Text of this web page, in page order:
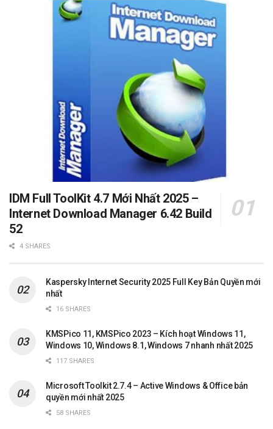
IDM Full ToolKit 4.7 Mới Nhất 2025 –
Internet Download Manager 6.42 Build
52
4 SHARES
Kaspersky Internet Security 2025 Full Key Bản Quyền mới
nhất
16 SHARES
KMSPico 11, KMSPico 2023 – Kích hoạt Windows 11,
Windows 10, Windows 8.1, Windows 7 nhanh nhất 2025
117 SHARES
Microsoft Toolkit 2.7.4 – Active Windows & Office bản
quyền mới nhất 2025
58 SHARES